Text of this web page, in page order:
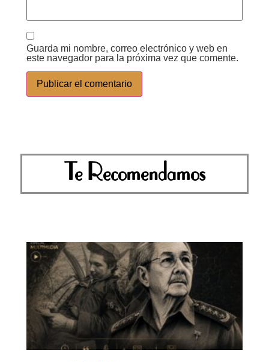
Guarda mi nombre, correo electrónico y web en
este navegador para la próxima vez que comente.
Te Recomendamos